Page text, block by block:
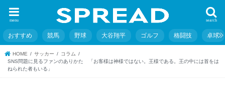
search
menu
おすすめ 競馬 野球 大谷翔平 ゴルフ 格闘技 卓球
HOME サッカー
コラム
SNS問題に見るファンのありかた 「お客様は神様ではない。王様である。王の中には首をは
ねられた者もいる」